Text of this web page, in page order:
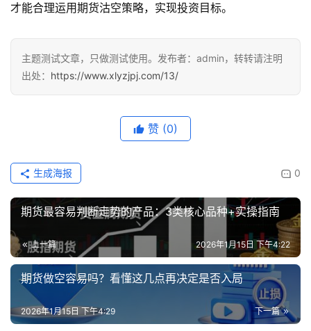
才能合理运用期货沽空策略，实现投资目标。
主题测试文章，只做测试使用。发布者：admin，转转请注明
出处： https://www.xlyzjpj.com/13/
赞 (0)
0
生成海报
期货最容易判断走势的产品：3类核心品种+实操指南
上一篇 2026年1月15日 下午4:22
期货做空容易吗？看懂这几点再决定是否入局
下一篇
2026年1月15日 下午4:29